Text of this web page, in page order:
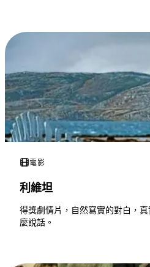
電影
利維坦
得獎劇情片，自然寫實的對白，
麼說話。